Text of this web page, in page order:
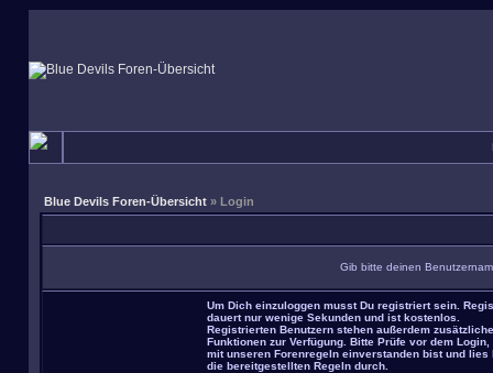
Blue Devils Foren-Übersicht » Login
Gib bitte deinen
Um Dich einzuloggen musst Du registriert sein.
dauert nur wenige Sekunden und ist kostenlos.
Registrierten Benutzern stehen außerdem zusätzliche
Funktionen zur Verfügung. Bitte Prüfe vor dem Login,
mit unseren Forenregeln einverstanden bist und lies
die bereitgestellten Regeln durch.